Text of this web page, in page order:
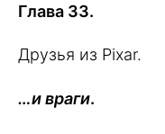
Глава 33.
Друзья из Pixar.
…и враги.